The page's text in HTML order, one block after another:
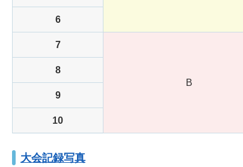
6
7
B
8
9
10
大会記録写真